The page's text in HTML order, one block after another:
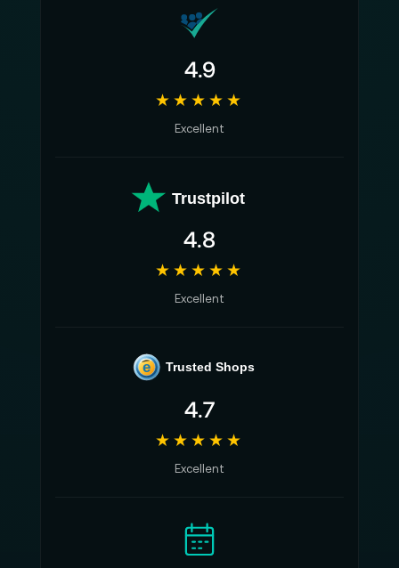
4.9
★★★★★
Excellent
Trustpilot
4.8
★★★★★
Excellent
e Trusted Shops
4.7
★★★★★
Excellent